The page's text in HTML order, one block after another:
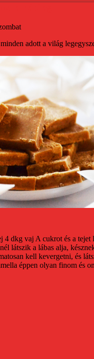
adott a világ
4 dkg vaj A cukrot és a tejet
látszik a lábas alja,
kell kevergetni, és
éppen olyan finom és